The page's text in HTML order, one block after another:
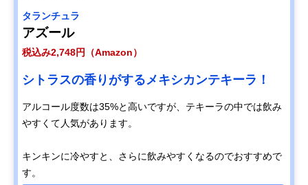
タランチュラ
アズール
税込み2,748円（Amazon）
シトラスの香りがするメキシカンテキーラ！
アルコール度数は35%と高いですが、テキーラの中では飲み
やすくて人気があります。
キンキンに冷やすと、さらに飲みやすくなるのでおすすめで
す。